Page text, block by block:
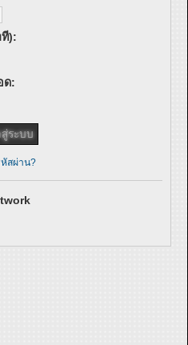
ที):
ด:
สผ่าน?